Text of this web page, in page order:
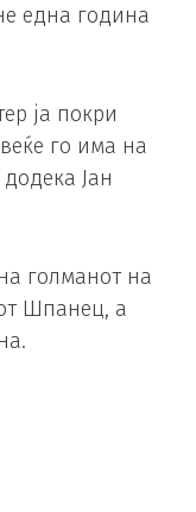
една година
ја покри
го има на
Јан
голманот на
Шпанец, а